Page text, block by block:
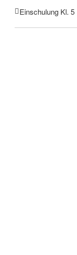
Einschulung Kl. 5